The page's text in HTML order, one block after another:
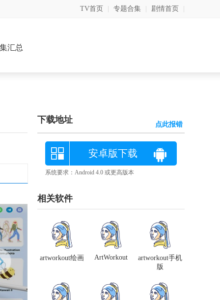
TV首页 专题合集 剧情首页
汇总
下载地址 点此报错
安卓版下载
系统要求：Android 4.0 或更高版本
相关软件
artworkout手机
版
ArtWorkout
artworkout绘画